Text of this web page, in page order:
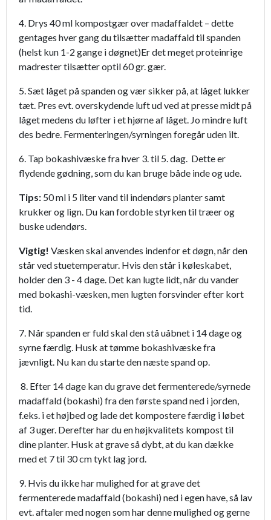
4. Drys 40 ml kompostgær over madaffaldet – dette
gentages hver gang du tilsætter madaffald til spanden
(helst kun 1-2 gange i døgnet)Er det meget proteinrige
madrester tilsætter optil 60 gr. gær.
5. Sæt låget på spanden og vær sikker på, at låget lukker
tæt. Pres evt. overskydende luft ud ved at presse midt på
låget medens du løfter i et hjørne af låget. Jo mindre luft
des bedre. Fermenteringen/syrningen foregår uden ilt.
6. Tap bokashivæske fra hver 3. til 5. dag. Dette er
flydende gødning, som du kan bruge både inde og ude.
Tips: 50 ml i 5 liter vand til indendørs planter samt
krukker og lign. Du kan fordoble styrken til træer og
buske udendørs.
Vigtig! Væsken skal anvendes indenfor et døgn, når den
står ved stuetemperatur. Hvis den står i køleskabet,
holder den 3 - 4 dage. Det kan lugte lidt, når du vander
med bokashi-væsken, men lugten forsvinder efter kort
tid.
7. Når spanden er fuld skal den stå uåbnet i 14 dage og
syrne færdig. Husk at tømme bokashivæske fra
jævnligt. Nu kan du starte den næste spand op.
8. Efter 14 dage kan du grave det fermenterede/syrnede
madaffald (bokashi) fra den første spand ned i jorden,
f.eks. i et højbed og lade det kompostere færdig i løbet
af 3 uger. Derefter har du en højkvalitets kompost til
dine planter. Husk at grave så dybt, at du kan dække
med et 7 til 30 cm tykt lag jord.
9. Hvis du ikke har mulighed for at grave det
fermenterede madaffald (bokashi) ned i egen have, så lav
evt. aftaler med nogen som har denne mulighed og gerne